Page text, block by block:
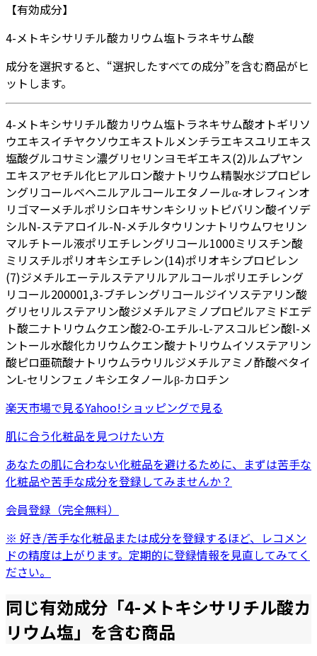
【有効成分】
4-メトキシサリチル酸カリウム塩 トラネキサム酸
成分を選択すると、“選択したすべての成分”を含む商品がヒ
ットします。
4-メトキシサリチル酸カリウム塩 トラネキサム酸オトギリソ
ウエキスイチヤクソウエキス トルメンチラエキスユリエキス
塩酸グルコサミン濃グリセリンヨモギエキス(2)ルムプヤン
エキスアセチル化ヒアルロン酸ナトリウム精製水ジプロピレ
ングリコールベヘニルアルコールエタノールα-オレフィンオ
リゴマーメチルポリシロキサンキシリット ピバリン酸イソデ
シルN-ステアロイル-N-メチルタウリンナトリウムワセリン
マルチトール液ポリエチレングリコール1000ミリスチン酸
ミリスチルポリオキシエチレン(14)ポリオキシプロピレン
(7)ジメチルエーテルステアリルアルコールポリエチレング
リコール200001,3-ブチレングリコールジイソステアリン酸
グリセリルステアリン酸ジメチルアミノプロピルアミドエデ
ト酸二ナトリウムクエン酸2-O-エチル-L-アスコルビン酸l-メ
ントール水酸化カリウムクエン酸ナトリウムイソステアリン
酸ピロ亜硫酸ナトリウムラウリルジメチルアミノ酢酸ベタイ
ンL-セリンフェノキシエタノールβ-カロチン
楽天市場で見るYahoo!ショッピングで見る
肌に合う化粧品を見つけたい方
あなたの肌に合わない化粧品を避けるために、まずは苦手な
化粧品や苦手な成分を登録してみませんか？
会員登録（完全無料）
※ 好き/苦手な化粧品または成分を登録するほど、レコメン
ドの精度は上がります。定期的に登録情報を見直してみてく
ださい。
同じ有効成分「4-メトキシサリチル酸カ
リウム塩」を含む商品